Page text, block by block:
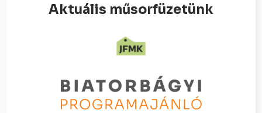
Aktuális műsorfüzetünk